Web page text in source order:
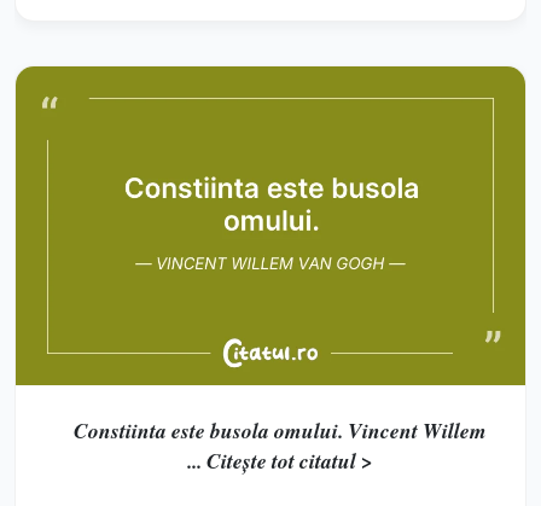
Constiinta este busola omului. Vincent Willem
... Citește tot citatul >